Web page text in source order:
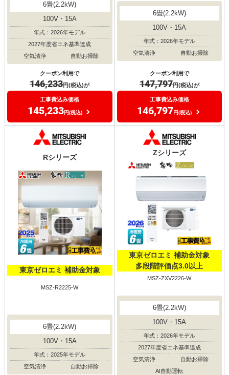
6畳(2.2kW)
100V・15A
年式：2026年モデル
2027年度省エネ基準達成
空気清浄
自動お掃除
クーポン利用で
146,233円(税込)が
工事費込み価格
145,233円(税込)
6畳(2.2kW)
100V・15A
年式：2026年モデル
空気清浄
自動お掃除
クーポン利用で
147,797円(税込)が
工事費込み価格
146,797円(税込)
Rシリーズ
東京ゼロエミ 補助金対象
MSZ-R2225-W
6畳(2.2kW)
100V・15A
年式：2025年モデル
空気清浄
自動お掃除
Zシリーズ
東京ゼロエミ 補助金対象
多段階評価点3.0以上
MSZ-ZXV2226-W
6畳(2.2kW)
100V・15A
年式：2026年モデル
2027年度省エネ基準達成
空気清浄
自動お掃除
AI自動運転